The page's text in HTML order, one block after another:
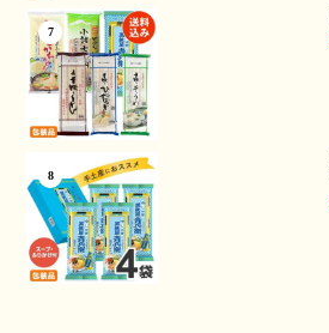
7
8